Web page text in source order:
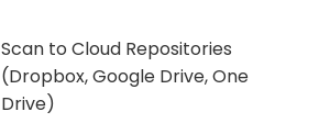
Scan to Cloud Repositories
(Dropbox, Google Drive, One
Drive)